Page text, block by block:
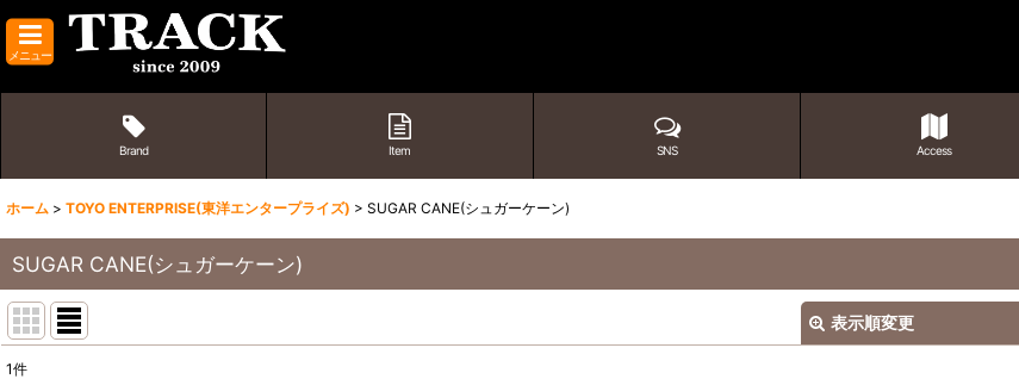
メニュー
Brand Item SNS Access
ホーム > TOYO ENTERPRISE(東洋エンタープライズ) > SUGAR CANE(シュガーケーン)
SUGAR CANE(シュガーケーン)
表示順変更
1件